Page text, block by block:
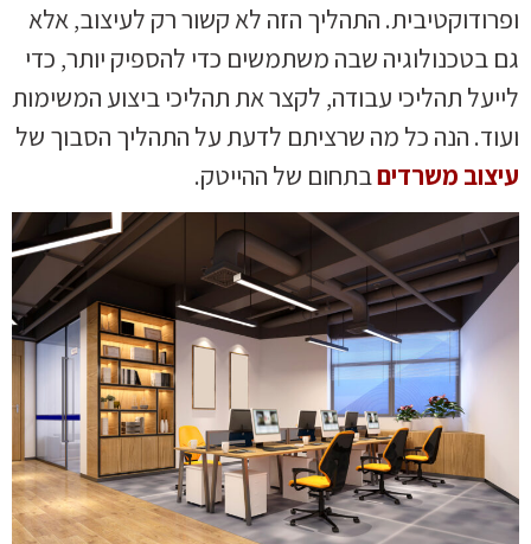
ופרודוקטיבית. התהליך הזה לא קשור רק לעיצוב, אלא
גם בטכנולוגיה שבה משתמשים כדי להספיק יותר, כדי
לייעל תהליכי עבודה, לקצר את תהליכי ביצוע המשימות
ועוד. הנה כל מה שרציתם לדעת על התהליך הסבוך של
עיצוב משרדיםבתחום של ההייטק.